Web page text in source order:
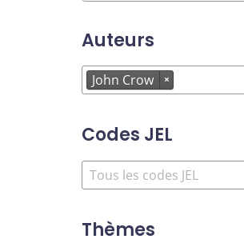
Auteurs
John Crow ×
Codes JEL
Thèmes